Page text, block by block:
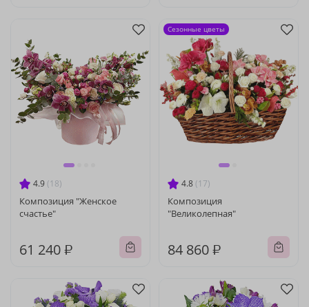
4.9 (18)
Композиция "Женское
счастье"
61 240 ₽
4.8 (17)
Композиция
"Великолепная"
84 860 ₽
Сезонные цветы